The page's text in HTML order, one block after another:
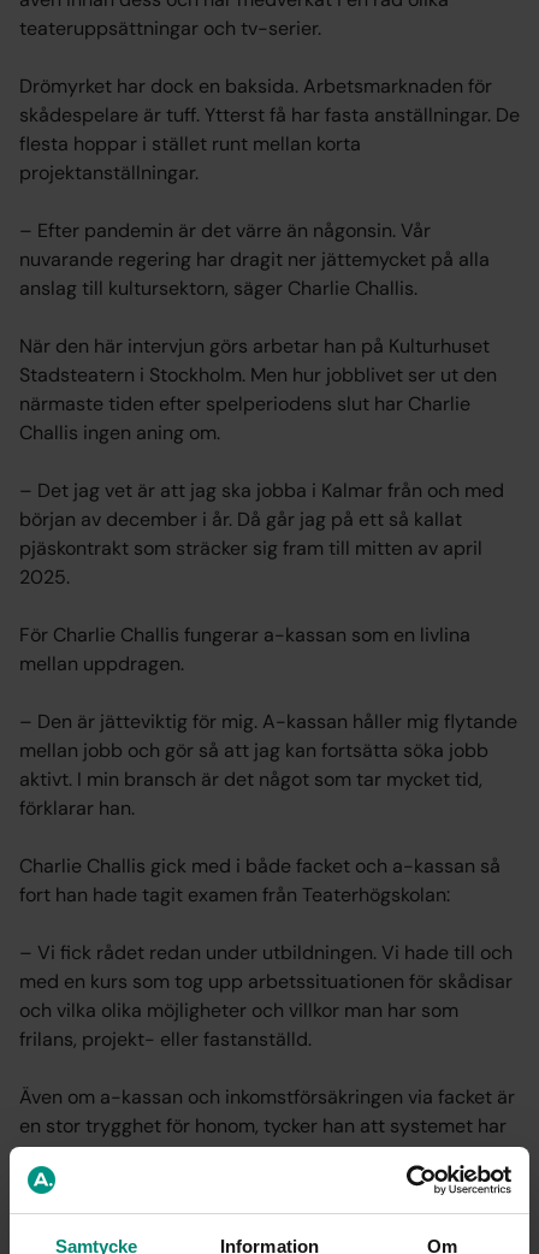
Samtycke Information Om
teateruppsättningar och tv-serier.
Drömyrket har dock en baksida. Arbetsmarknaden för
skådespelare är tuff. Ytterst få har fasta anställningar. De
flesta hoppar i stället runt mellan korta
projektanställningar.
– Efter pandemin är det värre än någonsin. Vår
nuvarande regering har dragit ner jättemycket på alla
anslag till kultursektorn, säger Charlie Challis.
När den här intervjun görs arbetar han på Kulturhuset
Stadsteatern i Stockholm. Men hur jobblivet ser ut den
närmaste tiden efter spelperiodens slut har Charlie
Challis ingen aning om.
– Det jag vet är att jag ska jobba i Kalmar från och med
början av december i år. Då går jag på ett så kallat
pjäskontrakt som sträcker sig fram till mitten av april
2025.
För Charlie Challis fungerar a-kassan som en livlina
mellan uppdragen.
– Den är jätteviktig för mig. A-kassan håller mig flytande
mellan jobb och gör så att jag kan fortsätta söka jobb
aktivt. I min bransch är det något som tar mycket tid,
förklarar han.
Charlie Challis gick med i både facket och a-kassan så
fort han hade tagit examen från Teaterhögskolan:
– Vi fick rådet redan under utbildningen. Vi hade till och
med en kurs som tog upp arbetssituationen för skådisar
och vilka olika möjligheter och villkor man har som
frilans, projekt- eller fastanställd.
Även om a-kassan och inkomstförsäkringen via facket är
en stor trygghet för honom, tycker han att systemet har
brister. Ibland upplever Charlie Challis att reglerna är
förlegade och anpassade efter att alla arbetssökande
har tillsvidareanställningar inom räckhåll – trots att
dagens arbetsmarknad inte ser ut så. I alla fall inte för